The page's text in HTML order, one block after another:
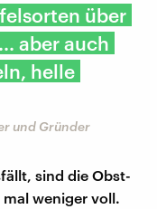
über
aber auch
helle
und Gründer
sind die Obst-
weniger voll.